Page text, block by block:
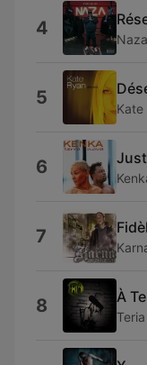
4 Naza
5 Kate
6
7
8 À
Teria